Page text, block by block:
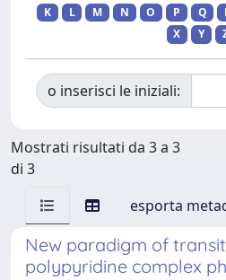
K
L M N O P Q
X
Y
o inserisci le iniziali:
Mostrati risultati da 3 a 3
di 3
esporta
New paradigm of
polypyridine complex